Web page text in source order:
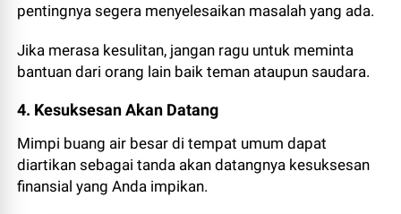
pentingnya segera menyelesaikan masalah yang ada.
Jika merasa kesulitan, jangan ragu untuk meminta
bantuan dari orang lain baik teman ataupun saudara.
4. Kesuksesan Akan Datang
Mimpi buang air besar di tempat umum dapat
diartikan sebagai tanda akan datangnya kesuksesan
finansial yang Anda impikan.